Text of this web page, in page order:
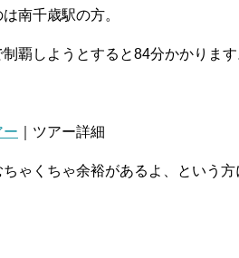
南千歳駅の方。
覇しようとすると84分かかります
ー ｜ツアー詳細
ゃくちゃ余裕があるよ、という方